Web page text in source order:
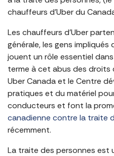
chauffeurs d’Uber du
Les chauffeurs d’Uber
générale, les gens
jouent un rôle essentiel
terme à cet abus des droits
Uber Canada et le Centre
pratiques et du matériel
conducteurs et font la
canadienne contre la traite
récemment.
La traite des personnes est